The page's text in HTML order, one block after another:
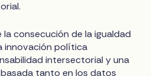
consecución de la igualdad
innovación política
intersectorial y una
tanto en los datos